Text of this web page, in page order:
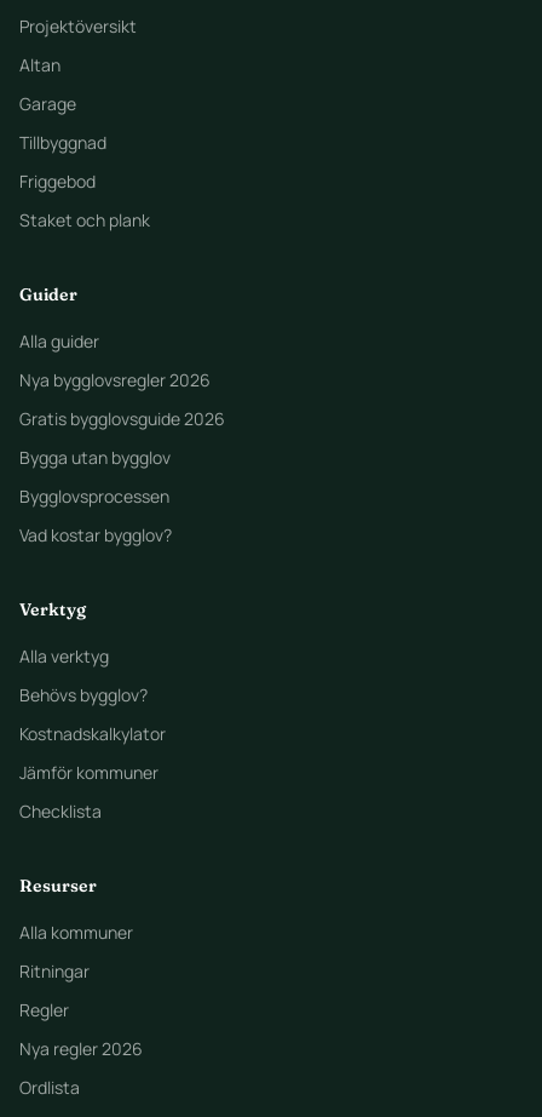
Projektöversikt
Altan
Garage
Tillbyggnad
Friggebod
Staket och plank
Guider
Alla guider
Nya bygglovsregler 2026
Gratis bygglovsguide 2026
Bygga utan bygglov
Bygglovsprocessen
Vad kostar bygglov?
Verktyg
Alla verktyg
Behövs bygglov?
Kostnadskalkylator
Jämför kommuner
Checklista
Resurser
Alla kommuner
Ritningar
Regler
Nya regler 2026
Ordlista